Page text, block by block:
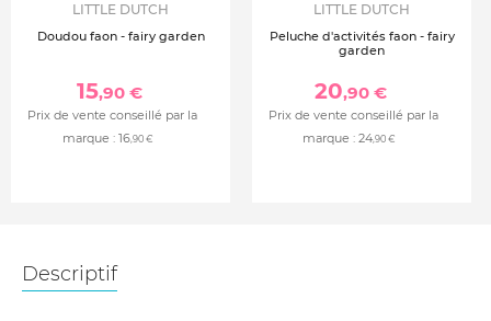
LITTLE DUTCH
Doudou faon - fairy garden
15,90 €
Prix de vente conseillé par la
marque : 16,90 €
LITTLE DUTCH
Peluche d'activités faon - fairy
garden
20,90 €
Prix de vente conseillé par la
marque : 24,90 €
Descriptif